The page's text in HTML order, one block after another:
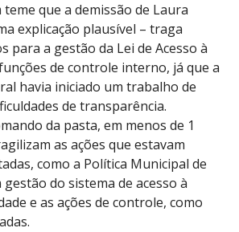
teme que a demissão de Laura
explicação plausível – traga
para a gestão da Lei de Acesso à
de controle interno, já que a
havia iniciado um trabalho de
de transparência.
da pasta, em menos de 1
as ações que estavam
como a Política Municipal de
do sistema de acesso à
e as ações de controle, como